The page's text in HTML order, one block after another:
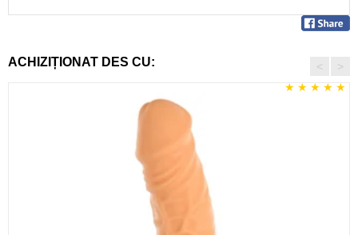
ACHIZIȚIONAT DES CU: < >